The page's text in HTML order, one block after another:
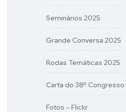
Seminários 2025
Grande Conversa 2025
Rodas Temáticas 2025
Carta do 38º Congresso
Fotos – Flickr